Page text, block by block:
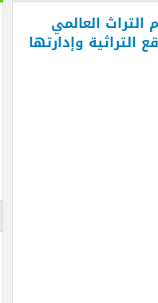
وإدارتها
بعد
تمضي
تغيير
أيضا
لم